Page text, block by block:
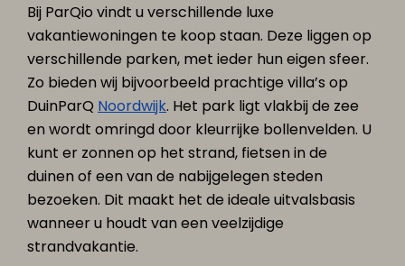
Bij ParQio vindt u verschillende luxe
vakantiewoningen te koop staan. Deze liggen op
verschillende parken, met ieder hun eigen sfeer.
Zo bieden wij bijvoorbeeld prachtige villa’s op
DuinParQ Noordwijk. Het park ligt vlakbij de zee
en wordt omringd door kleurrijke bollenvelden. U
kunt er zonnen op het strand, fietsen in de
duinen of een van de nabijgelegen steden
bezoeken. Dit maakt het de ideale uitvalsbasis
wanneer u houdt van een veelzijdige
strandvakantie.